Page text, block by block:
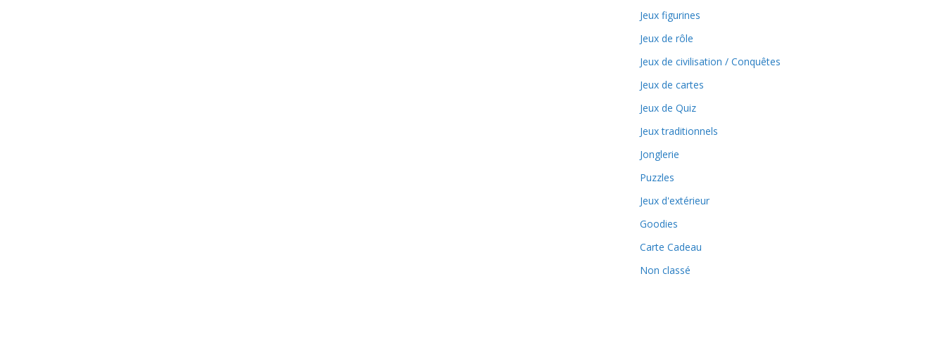
Jeux figurines
Jeux de rôle
Jeux de civilisation / Conquêtes
Jeux de cartes
Jeux de Quiz
Jeux traditionnels
Jonglerie
Puzzles
Jeux d'extérieur
Goodies
Carte Cadeau
Non classé